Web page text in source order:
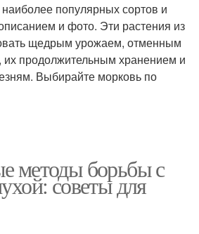
популярных сортов и
и фото. Эти растения из
щедрым урожаем, отменным
их продолжительным хранением и
Выбирайте морковь по
методы борьбы с
советы для